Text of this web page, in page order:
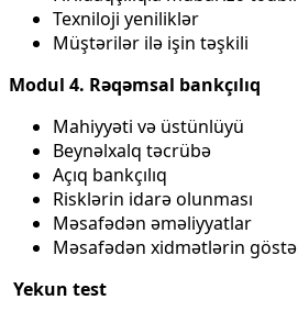
Texniloji yeniliklər
Müştərilər ilə işin təşkili
Modul 4. Rəqəmsal bankçılıq
Mahiyyəti və üstünlüyü
Beynəlxalq təcrübə
Açıq bankçılıq
Risklərin idarə olunması
Məsafədən əməliyyatlar
Məsafədən xidmətlərin
Yekun test